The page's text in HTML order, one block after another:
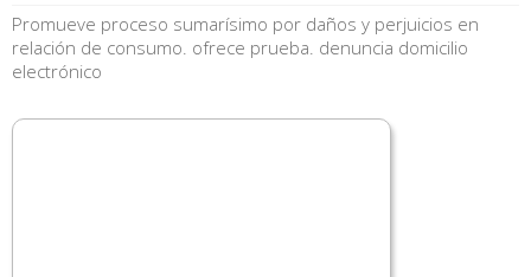
Promueve proceso sumarísimo por daños y perjuicios en
relación de consumo. ofrece prueba. denuncia domicilio
electrónico